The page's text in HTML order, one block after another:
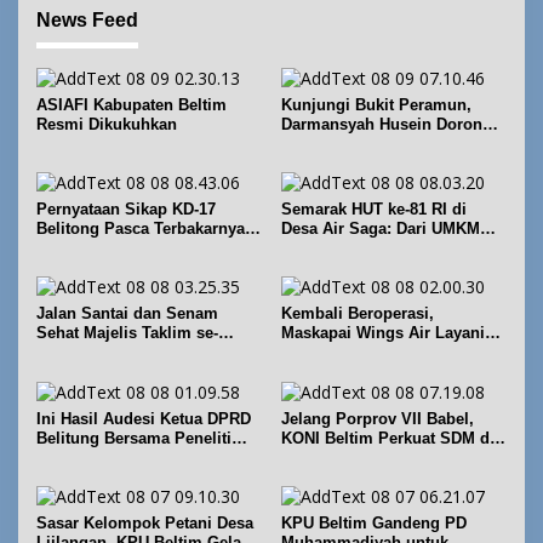
News Feed
ASIAFI Kabupaten Beltim
Resmi Dikukuhkan
Kunjungi Bukit Peramun,
Darmansyah Husein Dorong
Pernyataan Sikap KD-17
Belitong Pasca Terbakarnya
Semarak HUT ke-81 RI di
Desa Air Saga: Dari UMKM
Jalan Santai dan Senam
Sehat Majelis Taklim se-
Kembali Beroperasi,
Maskapai Wings Air Layani
Ini Hasil Audesi Ketua DPRD
Belitung Bersama Peneliti
Jelang Porprov VII Babel,
KONI Beltim Perkuat SDM di
Sasar Kelompok Petani Desa
KPU Beltim Gandeng PD